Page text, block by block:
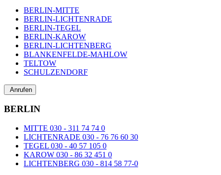
BERLIN-MITTE
BERLIN-LICHTENRADE
BERLIN-TEGEL
BERLIN-KAROW
BERLIN-LICHTENBERG
BLANKENFELDE-MAHLOW
TELTOW
SCHULZENDORF
Anrufen
BERLIN
MITTE 030 - 311 74 74 0
LICHTENRADE 030 - 76 76 60 30
TEGEL 030 - 40 57 105 0
KAROW 030 - 86 32 451 0
LICHTENBERG 030 - 814 58 77-0